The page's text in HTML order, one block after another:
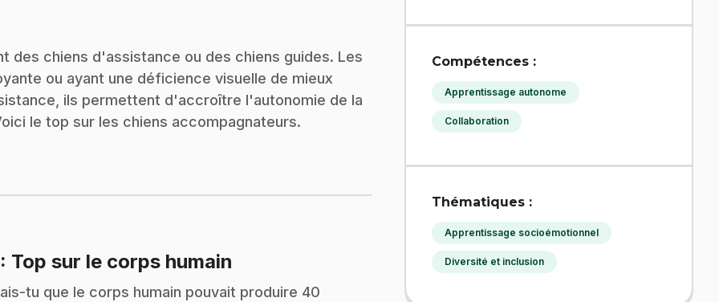
des chiens d'assistance ou des chiens guides. Les
ou ayant une déficience visuelle de mieux
ils permettent d'accroître l'autonomie de la
le top sur les chiens accompagnateurs.
: Top sur le corps humain
tu que le corps humain pouvait produire 40
Compétences :
Apprentissage autonome
Collaboration
Thématiques :
Apprentissage socioémotionnel
Diversité et inclusion